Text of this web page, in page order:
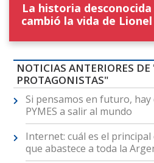
La historia
cambió la vida de
NOTICIAS ANTERIORES DE
PROTAGONISTAS"
Si pensamos en futuro, hay
PYMES a salir al mundo
Internet: cuál es el
que abastece a toda la